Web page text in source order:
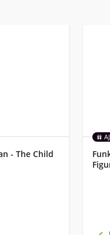
- The Child